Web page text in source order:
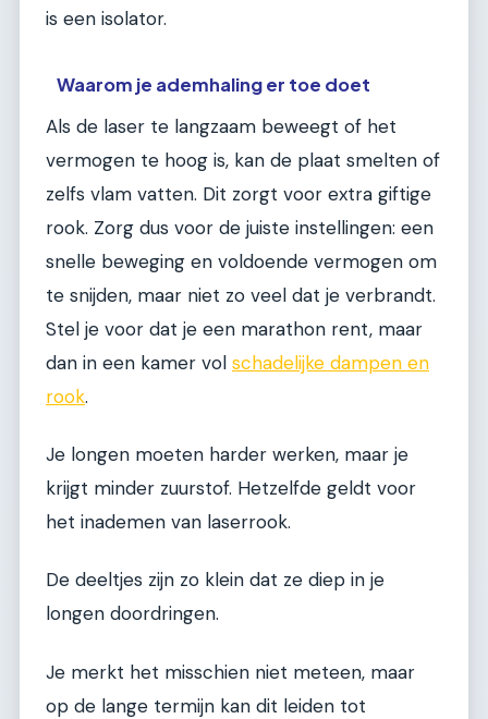
is een isolator.
Waarom je ademhaling er toe doet
Als de laser te langzaam beweegt of het
vermogen te hoog is, kan de plaat smelten of
zelfs vlam vatten. Dit zorgt voor extra giftige
rook. Zorg dus voor de juiste instellingen: een
snelle beweging en voldoende vermogen om
te snijden, maar niet zo veel dat je verbrandt.
Stel je voor dat je een marathon rent, maar
dan in een kamer vol schadelijke dampen en
rook.
Je longen moeten harder werken, maar je
krijgt minder zuurstof. Hetzelfde geldt voor
het inademen van laserrook.
De deeltjes zijn zo klein dat ze diep in je
longen doordringen.
Je merkt het misschien niet meteen, maar
op de lange termijn kan dit leiden tot